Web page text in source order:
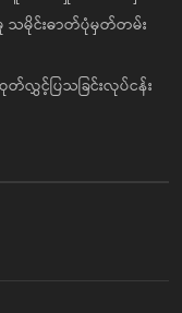
မှု သမိုင်းဓာတ်ပုံမှတ်တမ်း
င့်ပြသခြင်းလုပ်ငန်း